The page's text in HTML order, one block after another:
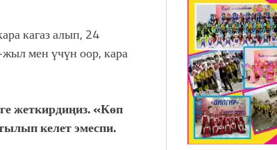
кагаз алып, 24
мен үчүн оор, кара
жеткирдиңиз. «Көп
келет эмеспи.